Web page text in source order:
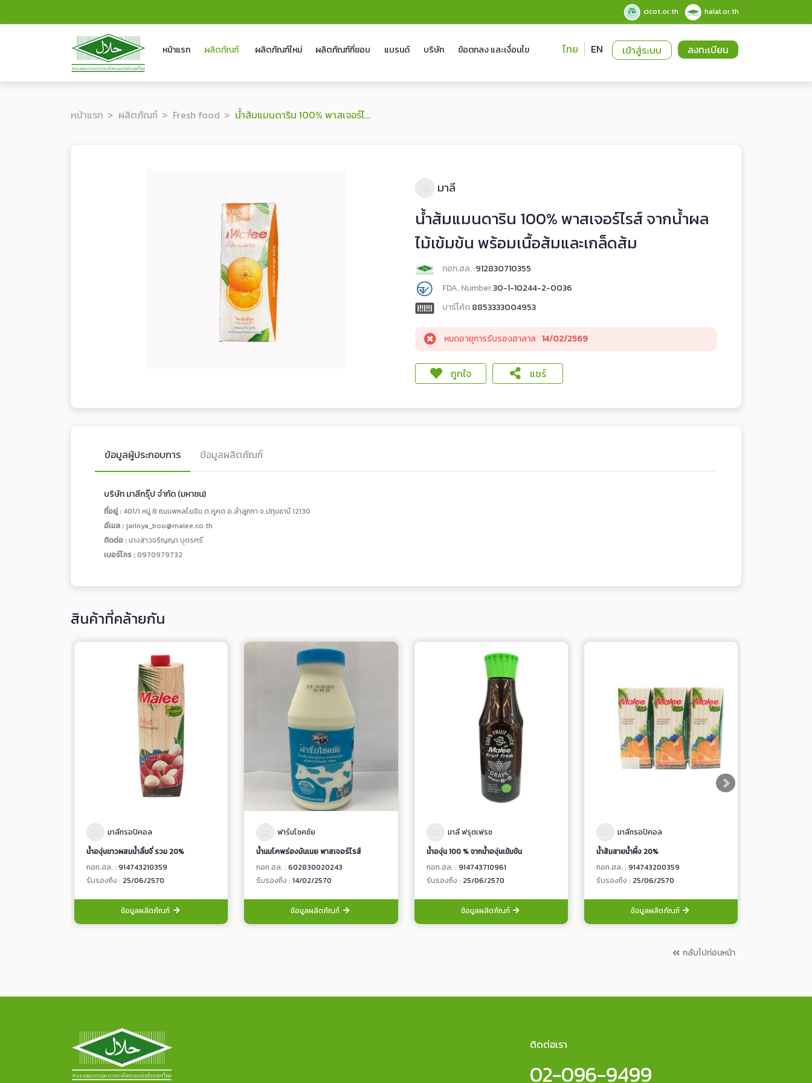
cicot.or.th halal.or.th
หน้าแรก ผลิตภัณฑ์ ผลิตภัณฑ์ใหม่ ผลิตภัณฑ์ที่ชอบ แบรนด์ บริษัท ข้อตกลง และเงื่อนไข เข้าสู่ระบบ ลงทะเบียน
ไทย EN
หน้าแรก ผลิตภัณฑ์ Fresh food น้ำส้มแมนดาริน 100% พาสเจอร์ไรส์ จากน้ำผลไม้เข้มข้น พร้อมเนื้อส้มและเกล็ดส้ม
มาลี
น้ำส้มแมนดาริน 100% พาสเจอร์ไรส์ จากน้ำผล
ไม้เข้มข้น พร้อมเนื้อส้มและเกล็ดส้ม
กอท.ฮล. :912830710355
FDA. Number30-1-10244-2-0036
บาร์โค้ด8853333004953
หมดอายุการรับรองฮาลาล 14/02/2569
ถูกใจ แชร์
ข้อมูลผู้ประกอบการ ข้อมูลผลิตภัณฑ์
บริษัท มาลีกรุ๊ป จำกัด (มหาชน)
ที่อยู่ :401/1 หมู่ 8 ถนนพหลโยธิน ต.คูคต อ.ลำลูกกา จ.ปทุมธานี 12130
อีเมล : jarinya_boo@malee.co.th
ติดต่อ :นางสาวจริญญา บุตรศรี
เบอร์โทร :0970979732
สินค้าที่คล้ายกัน
มาลีทรอปิคอล
น้ำองุ่นขาวผสมน้ำลิ้นจี่ รวม 20%
กอท.ฮล. : 914743210359
รับรองถึง : 25/06/2570
ข้อมูลผลิตภัณฑ์
ฟาร์มโชคชัย
น้ำนมโคพร่องมันเนย พาสเจอร์ไรส์
กอท.ฮล. :602830020243
รับรองถึง :14/02/2570
ข้อมูลผลิตภัณฑ์
มาลี ฟรุตเฟรช
น้ำองุ่น 100 % จากน้ำองุ่นเข้มข้น
กอท.ฮล. : 914743710961
รับรองถึง : 25/06/2570
ข้อมูลผลิตภัณฑ์
มาลีทรอปิคอล
น้ำส้มสายน้ำผึ้ง 20%
กอท.ฮล. : 914743200359
รับรองถึง : 25/06/2570
ข้อมูลผลิตภัณฑ์
กลับไปก่อนหน้า
ติดต่อเรา
02-096-9499